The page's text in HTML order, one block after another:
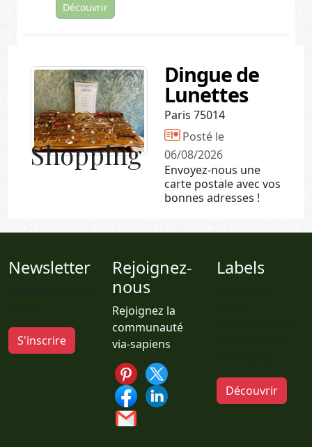
Découvrir
Shopping
Dingue de
Lunettes
Paris 75014
Posté le
06/08/2026
Envoyez-nous une
carte postale avec vos
bonnes adresses !
Newsletter
S'inscrire
Rejoignez-
nous
Rejoignez la
communauté
via-sapiens
Labels
Découvrir